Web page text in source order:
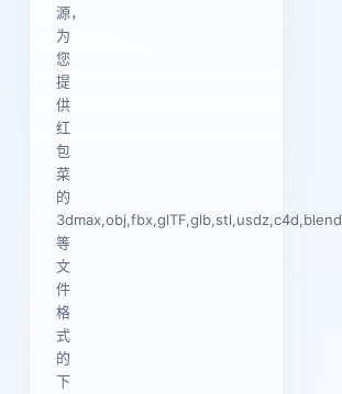
源，
为
您
提
供
红
包
菜
的
3dmax,obj,fbx,glTF,glb,stl,usdz,c4d,blend
等
文
件
格
式
的
下